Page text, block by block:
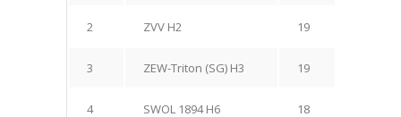
2 ZVV H2 19
3 ZEW-Triton (SG) H3 19
4 SWOL 1894 H6 18